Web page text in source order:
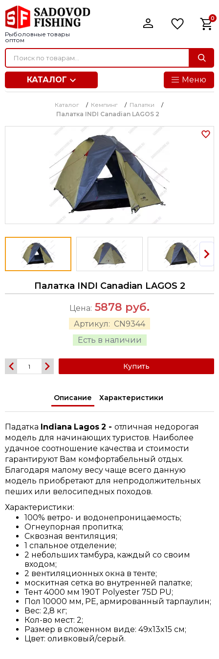
Рыболовные товары
оптом
0
КАТАЛОГ Меню
Каталог / Кемпинг / Палатки
/
Палатка INDI Canadian LAGOS 2
Палатка INDI Canadian LAGOS 2
Артикул: CN9344
Есть в наличии
Цена: 5878 руб.
Купить
Описание Характеристики
Падатка Indiana Lagos 2 - отличная недорогая
модель для начинающих туристов. Наиболее
удачное соотношение качества и стоимости
гарантируют Вам комфортабельный отдых.
Благодаря малому весу чаще всего данную
модель приобретают для непродолжительных
пеших или велосипедных походов.
Характеристики:
100% ветро- и водонепроницаемость;
Огнеупорная пропитка;
Сквозная вентиляция;
1 спальное отделение;
2 небольших тамбура, каждый со своим
входом;
2 вентиляционных окна в тенте;
москитная сетка во внутренней палатке;
Тент 4000 мм 190T Рolyester 75D PU;
Пол 10000 мм, PE, армированный тарпаулин;
Вес: 2,8 кг;
Кол-во мест: 2;
Размер в сложенном виде: 49x13x15 см;
Цвет: оливковый/серый.